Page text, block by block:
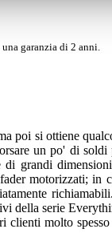
garanzia di 2 anni.
poi si ottiene
un po' di
grandi
motorizzati; in
della serie
clienti molto